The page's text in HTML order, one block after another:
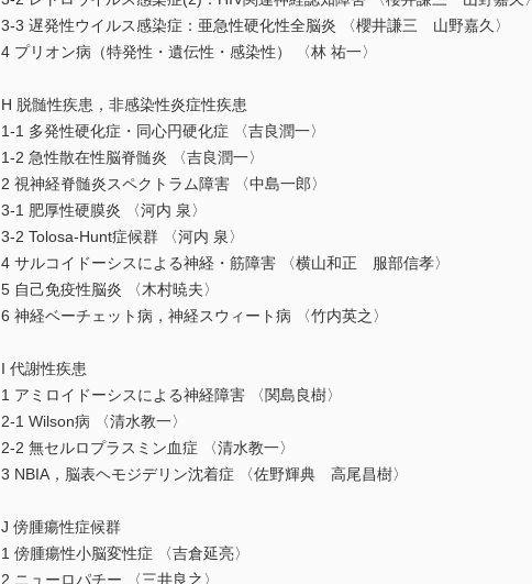
3-3 遅発性ウイルス感染症：亜急性硬化性全脳炎 〈櫻井謙三 山野嘉久〉
4 プリオン病（特発性・遺伝性・感染性） 〈林 祐一〉
H 脱髄性疾患，非感染性炎症性疾患
1-1 多発性硬化症・同心円硬化症 〈吉良潤一〉
1-2 急性散在性脳脊髄炎 〈吉良潤一〉
2 視神経脊髄炎スペクトラム障害 〈中島一郎〉
3-1 肥厚性硬膜炎 〈河内 泉〉
3-2 Tolosa-Hunt症候群 〈河内 泉〉
4 サルコイドーシスによる神経・筋障害 〈横山和正 服部信孝〉
5 自己免疫性脳炎 〈木村暁夫〉
6 神経ベーチェット病，神経スウィート病 〈竹内英之〉
I 代謝性疾患
1 アミロイドーシスによる神経障害 〈関島良樹〉
2-1 Wilson病 〈清水教一〉
2-2 無セルロプラスミン血症 〈清水教一〉
3 NBIA，脳表ヘモジデリン沈着症 〈佐野輝典 高尾昌樹〉
J 傍腫瘍性症候群
1 傍腫瘍性小脳変性症 〈吉倉延亮〉
2 ニューロパチー 〈三井良之〉